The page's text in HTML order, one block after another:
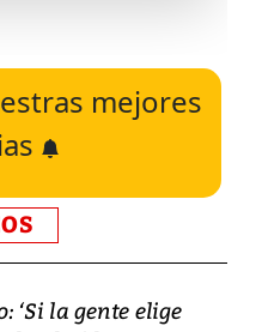
mejores
‘Si la gente elige